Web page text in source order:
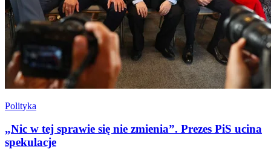
Polityka
„Nic w tej sprawie się nie zmienia”. Prezes PiS ucina
spekulacje